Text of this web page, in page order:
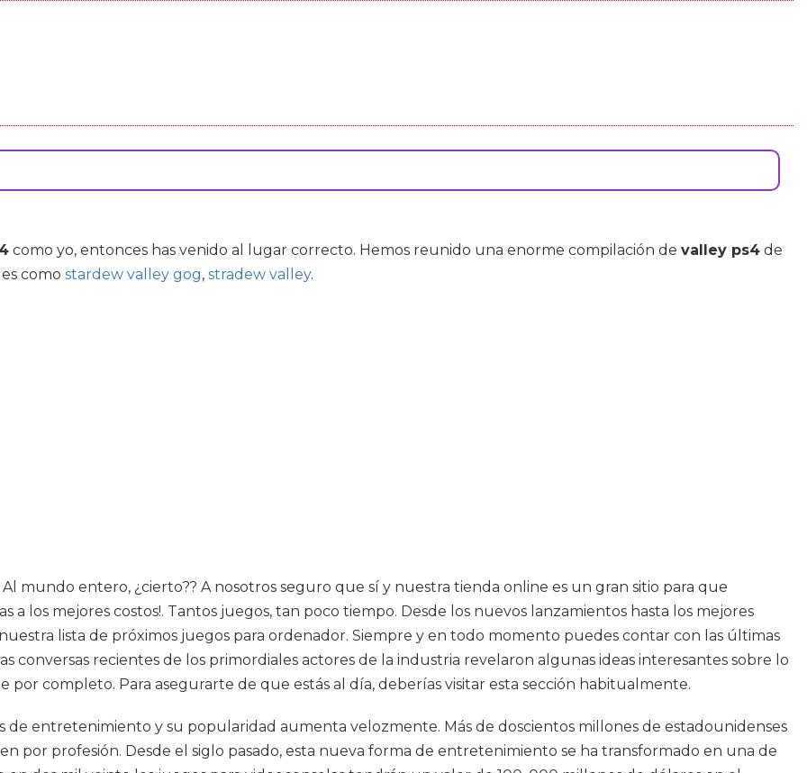
como yo, entonces has venido al lugar correcto. Hemos reunido una enorme compilación de valley ps4 de
como stardew valley gog, stradew valley.
mundo entero, ¿cierto?? A nosotros seguro que sí y nuestra tienda online es un gran sitio para que
los mejores costos!. Tantos juegos, tan poco tiempo. Desde los nuevos lanzamientos hasta los mejores
lista de próximos juegos para ordenador. Siempre y en todo momento puedes contar con las últimas
conversas recientes de los primordiales actores de la industria revelaron algunas ideas interesantes sobre lo
completo. Para asegurarte de que estás al día, deberías visitar esta sección habitualmente.
de entretenimiento y su popularidad aumenta velozmente. Más de doscientos millones de estadounidenses
por profesión. Desde el siglo pasado, esta nueva forma de entretenimiento se ha transformado en una de